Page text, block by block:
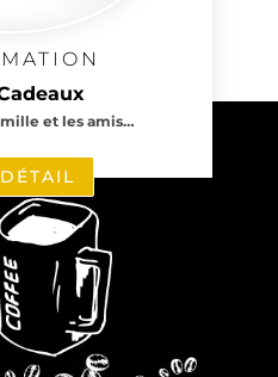
et les amis…